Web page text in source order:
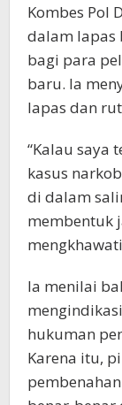
Kombes Pol
dalam lapas
bagi para
baru. Ia
lapas dan
“Kalau saya
kasus
di dalam
membentuk
Ia menilai
hukuman
Karena itu,